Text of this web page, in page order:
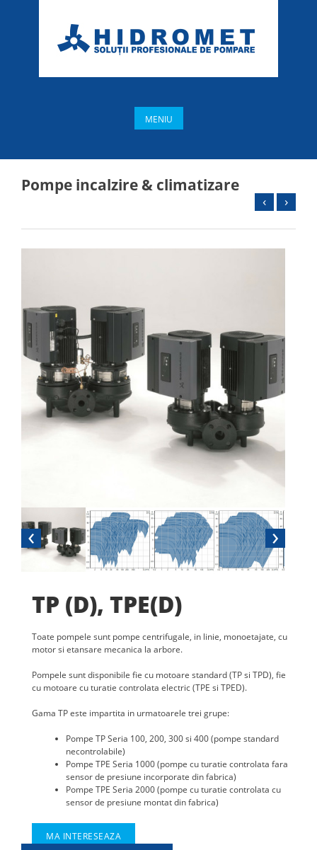
MENIU
Pompe incalzire & climatizare
‹ ›
‹ ›
TP (D), TPE(D)
Toate pompele sunt pompe centrifugale, in linie, monoetajate, cu
motor si etansare mecanica la arbore.
Pompele sunt disponibile fie cu motoare standard (TP si TPD), fie
cu motoare cu turatie controlata electric (TPE si TPED).
Gama TP este impartita in urmatoarele trei grupe:
Pompe TP Seria 100, 200, 300 si 400 (pompe standard
necontrolabile)
Pompe TPE Seria 1000 (pompe cu turatie controlata fara
sensor de presiune incorporate din fabrica)
Pompe TPE Seria 2000 (pompe cu turatie controlata cu
sensor de presiune montat din fabrica)
MA INTERESEAZA